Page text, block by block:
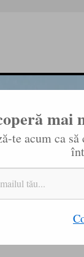
te acum ca